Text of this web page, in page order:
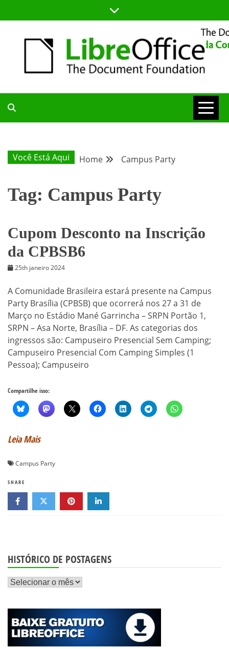
to
BLOG DA
COMUNIDADE
BRASILEIRA
Você Está Aqui Home Campus Party
Tag: Campus Party
Cupom Desconto na Inscrição
da CPBSB6
25th janeiro 2024
A Comunidade Brasileira estará presente na Campus
Party Brasília (CPBSB) que ocorrerá nos 27 a 31 de
Março no Estádio Mané Garrincha – SRPN Portão 1,
SRPN – Asa Norte, Brasília – DF. As categorias dos
ingressos são: Campuseiro Presencial Sem Camping;
Campuseiro Presencial Com Camping Simples (1
Pessoa); Campuseiro
Compartilhe isso:
Leia Mais
Campus Party
SHARE
HISTÓRICO DE POSTAGENS
Histórico
postagens